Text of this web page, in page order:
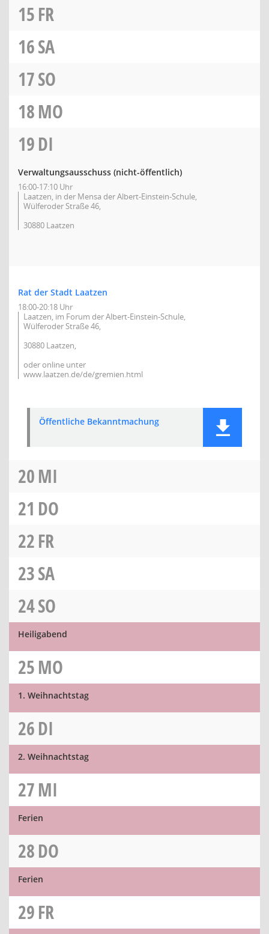
15FR
16SA
17SO
18MO
19DI
Verwaltungsausschuss (nicht-öffentlich)
16:00-17:10 Uhr
Laatzen, in der Mensa der Albert-Einstein-Schule,
Wülferoder Straße 46,
30880 Laatzen
Rat der Stadt Laatzen
18:00-20:18 Uhr
Laatzen, im Forum der Albert-Einstein-Schule,
Wülferoder Straße 46,
30880 Laatzen,
oder online unter
www.laatzen.de/de/gremien.html
Öffentliche Bekanntmachung
20MI
21 DO
22FR
23SA
24SO
Heiligabend
25MO
1. Weihnachtstag
26DI
2. Weihnachtstag
27MI
Ferien
28DO
Ferien
29FR